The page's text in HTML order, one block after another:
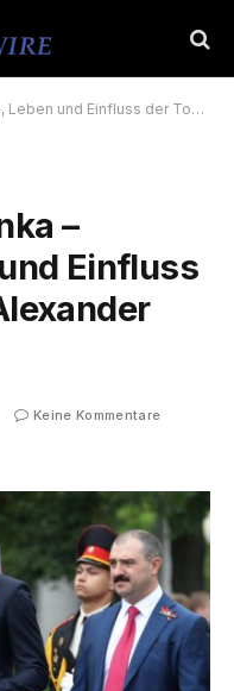
der Tochter von Alexander Lukaschenko
–
Einfluss
Keine Kommentare